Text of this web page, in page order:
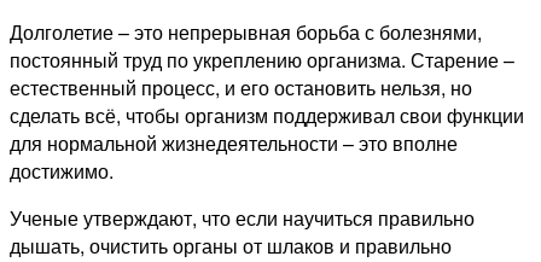
Долголетие – это непрерывная борьба с болезнями,
постоянный труд по укреплению организма. Старение –
естественный процесс, и его остановить нельзя, но
сделать всё, чтобы организм поддерживал свои функции
для нормальной жизнедеятельности – это вполне
достижимо.
Ученые утверждают, что если научиться правильно
дышать, очистить органы от шлаков и правильно